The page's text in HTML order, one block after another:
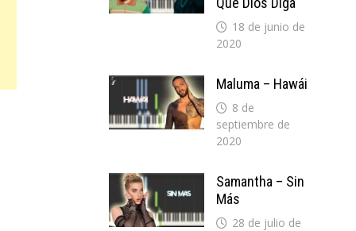
18 de junio de
2020
Maluma – Hawái
8 de
septiembre de
2020
Samantha – Sin
Más
28 de julio de